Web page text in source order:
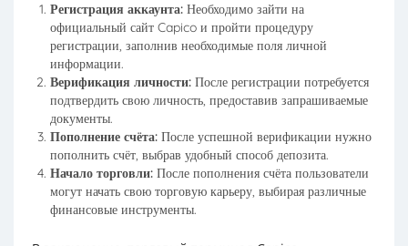
Регистрация аккаунта: Необходимо зайти на
официальный сайт Capico и пройти процедуру
регистрации, заполнив необходимые поля личной
информации.
Верификация личности: После регистрации потребуется
подтвердить свою личность, предоставив запрашиваемые
документы.
Пополнение счёта: После успешной верификации нужно
пополнить счёт, выбрав удобный способ депозита.
Начало торговли: После пополнения счёта пользователи
могут начать свою торговую карьеру, выбирая различные
финансовые инструменты.